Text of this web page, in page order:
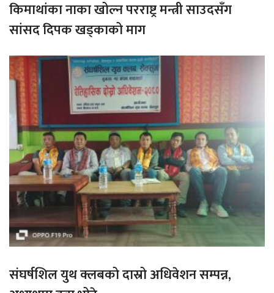
किमाथांका नाका खोल्न परराष्ट्र मन्त्री साउदसँग
सांसद दिपक खड्काको माग
संघर्षशिल युथ क्लबको दास्रो अधिवेशन सम्पन्न,